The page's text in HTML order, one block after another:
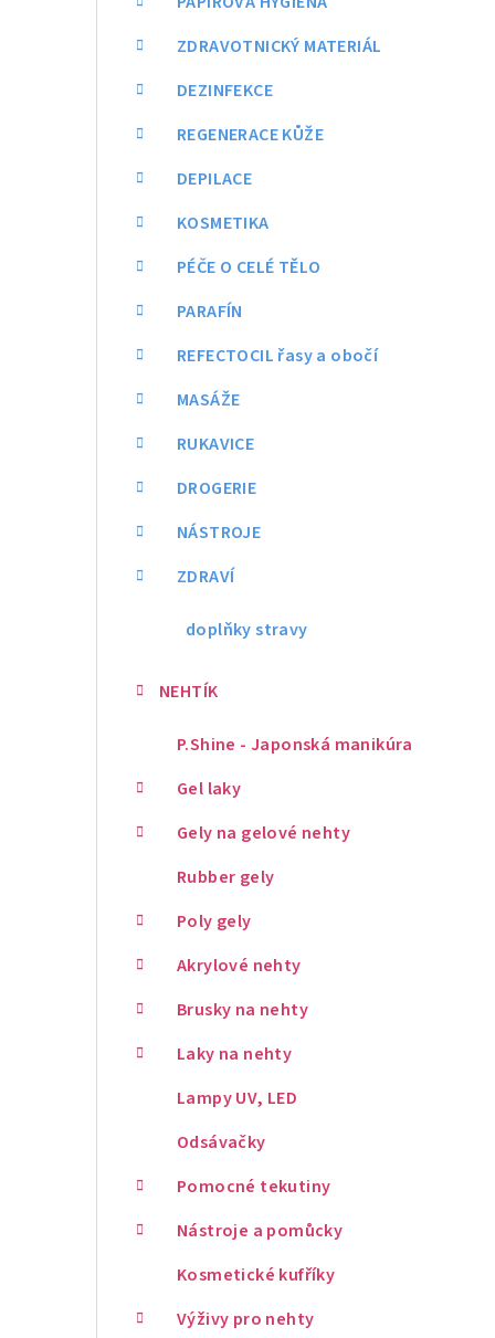
ZDRAVOTNICKÝ MATERIÁL
DEZINFEKCE
REGENERACE KŮŽE
DEPILACE
KOSMETIKA
PÉČE O CELÉ TĚLO
PARAFÍN
REFECTOCIL řasy a obočí
MASÁŽE
RUKAVICE
DROGERIE
NÁSTROJE
ZDRAVÍ
doplňky stravy
NEHTÍK
P.Shine - Japonská manikúra
Gel laky
Gely na gelové nehty
Rubber gely
Poly gely
Akrylové nehty
Brusky na nehty
Laky na nehty
Lampy UV, LED
Odsávačky
Pomocné tekutiny
Nástroje a pomůcky
Kosmetické kufříky
Výživy pro nehty